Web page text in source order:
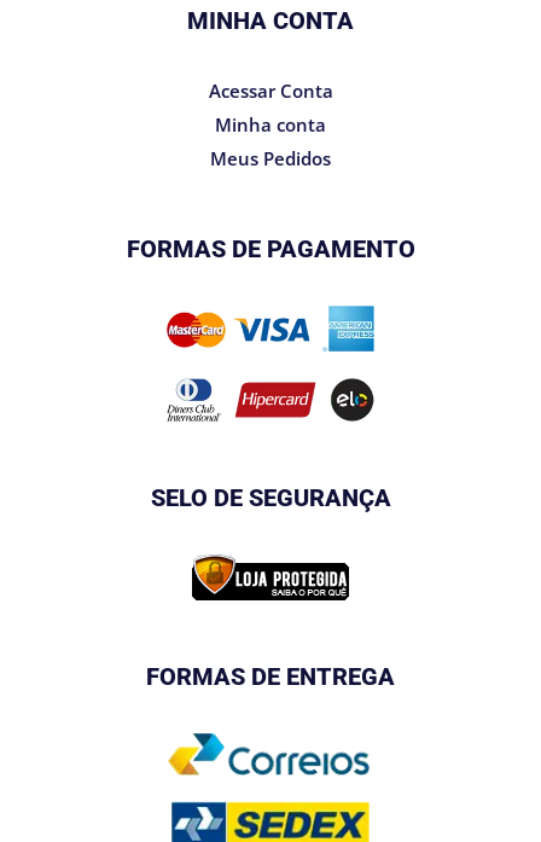
MINHA CONTA
Acessar Conta
Minha conta
Meus Pedidos
FORMAS DE PAGAMENTO
SELO DE SEGURANÇA
FORMAS DE ENTREGA